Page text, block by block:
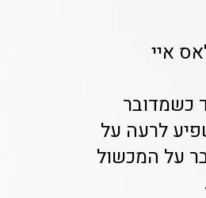
איי
כשמדובר
לרעה על
על המכשול